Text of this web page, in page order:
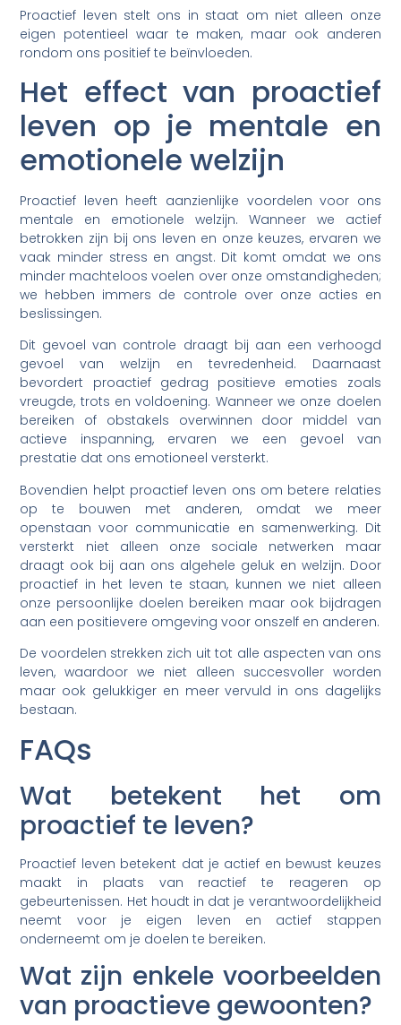
Proactief leven stelt ons in staat om niet alleen onze
eigen potentieel waar te maken, maar ook anderen
rondom ons positief te beïnvloeden.
Het effect van proactief
leven op je mentale en
emotionele welzijn
Proactief leven heeft aanzienlijke voordelen voor ons
mentale en emotionele welzijn. Wanneer we actief
betrokken zijn bij ons leven en onze keuzes, ervaren we
vaak minder stress en angst. Dit komt omdat we ons
minder machteloos voelen over onze omstandigheden;
we hebben immers de controle over onze acties en
beslissingen.
Dit gevoel van controle draagt bij aan een verhoogd
gevoel van welzijn en tevredenheid. Daarnaast
bevordert proactief gedrag positieve emoties zoals
vreugde, trots en voldoening. Wanneer we onze doelen
bereiken of obstakels overwinnen door middel van
actieve inspanning, ervaren we een gevoel van
prestatie dat ons emotioneel versterkt.
Bovendien helpt proactief leven ons om betere relaties
op te bouwen met anderen, omdat we meer
openstaan voor communicatie en samenwerking. Dit
versterkt niet alleen onze sociale netwerken maar
draagt ook bij aan ons algehele geluk en welzijn. Door
proactief in het leven te staan, kunnen we niet alleen
onze persoonlijke doelen bereiken maar ook bijdragen
aan een positievere omgeving voor onszelf en anderen.
De voordelen strekken zich uit tot alle aspecten van ons
leven, waardoor we niet alleen succesvoller worden
maar ook gelukkiger en meer vervuld in ons dagelijks
bestaan.
FAQs
Wat betekent het om
proactief te leven?
Proactief leven betekent dat je actief en bewust keuzes
maakt in plaats van reactief te reageren op
gebeurtenissen. Het houdt in dat je verantwoordelijkheid
neemt voor je eigen leven en actief stappen
onderneemt om je doelen te bereiken.
Wat zijn enkele voorbeelden
van proactieve gewoonten?